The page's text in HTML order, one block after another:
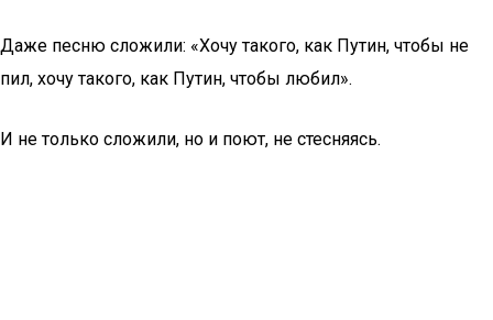
Даже песню сложили: «Хочу такого, как Путин, чтобы не
пил, хочу такого, как Путин, чтобы любил».
И не только сложили, но и поют, не стесняясь.